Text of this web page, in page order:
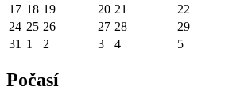
17 18 19 20 21 22
24 25 26 27 28 29
31 1 2 3 4 5
Počasí